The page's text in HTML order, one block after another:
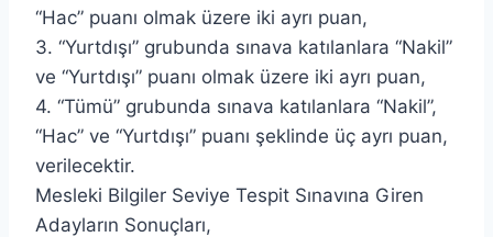
“Hac” puanı olmak üzere iki ayrı puan,
3. “Yurtdışı” grubunda sınava katılanlara “Nakil”
ve “Yurtdışı” puanı olmak üzere iki ayrı puan,
4. “Tümü” grubunda sınava katılanlara “Nakil”,
“Hac” ve “Yurtdışı” puanı şeklinde üç ayrı puan,
verilecektir.
Mesleki Bilgiler Seviye Tespit Sınavına Giren
Adayların Sonuçları,